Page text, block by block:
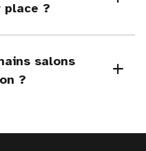
place ?
salons
?